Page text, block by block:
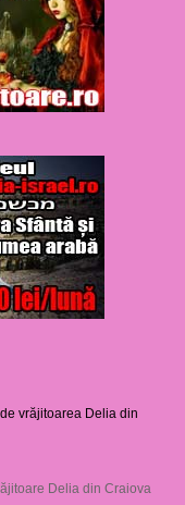
vrăjitoarea Delia din
Delia din Craiova